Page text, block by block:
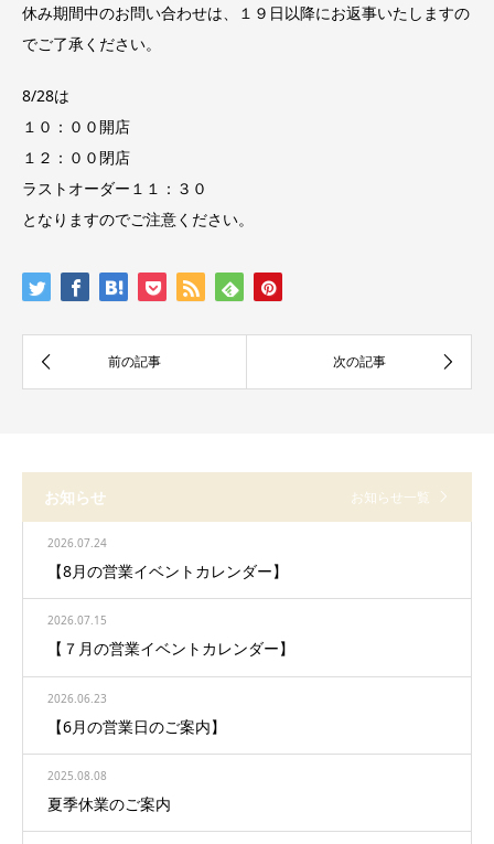
休み期間中のお問い合わせは、１９日以降にお返事いたしますの
でご了承ください。
8/28は
１０：００開店
１２：００閉店
ラストオーダー１１：３０
となりますのでご注意ください。
お知らせ お知らせ一覧
2026.07.24
【8月の営業イベントカレンダー】
2026.07.15
【７月の営業イベントカレンダー】
2026.06.23
【6月の営業日のご案内】
2025.08.08
夏季休業のご案内